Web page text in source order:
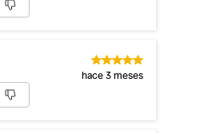
hace 3 meses